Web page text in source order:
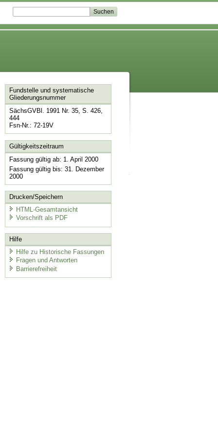
Fundstelle und systematische
Gliederungsnummer
SächsGVBl. 1991 Nr. 35, S. 426,
444
Fsn-Nr.: 72-19V
Gültigkeitszeitraum
Fassung gültig ab: 1. April 2000
Fassung gültig bis: 31. Dezember
2000
Drucken/Speichern
HTML-Gesamtansicht
Vorschrift als PDF
Hilfe
Hilfe zu Historische Fassungen
Fragen und Antworten
Barrierefreiheit